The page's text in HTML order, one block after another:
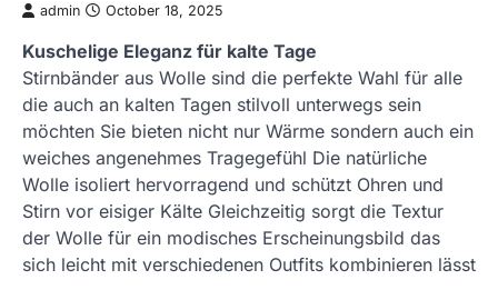
admin October 18, 2025
Kuschelige Eleganz für kalte Tage
Stirnbänder aus Wolle sind die perfekte Wahl für alle
die auch an kalten Tagen stilvoll unterwegs sein
möchten Sie bieten nicht nur Wärme sondern auch ein
weiches angenehmes Tragegefühl Die natürliche
Wolle isoliert hervorragend und schützt Ohren und
Stirn vor eisiger Kälte Gleichzeitig sorgt die Textur
der Wolle für ein modisches Erscheinungsbild das
sich leicht mit verschiedenen Outfits kombinieren lässt